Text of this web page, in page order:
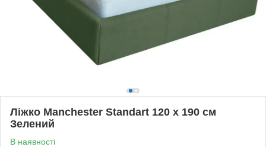
Ліжко Manchester Standart 120 х 190 см
Зелений
В наявності